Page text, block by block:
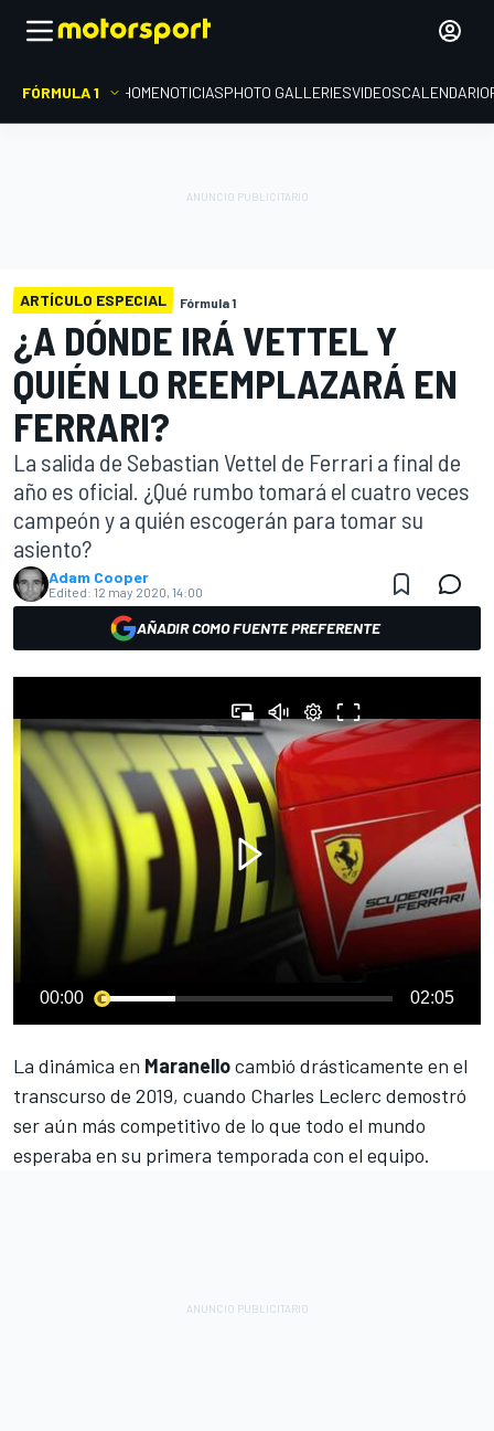
FÓRMULA 1 HOMENOTICIASPHOTO GALLERIESVIDEOSCALENDARIO
ARTÍCULO ESPECIAL Fórmula 1
¿A DÓNDE IRÁ VETTEL Y
QUIÉN LO REEMPLAZARÁ EN
FERRARI?
La salida de Sebastian Vettel de Ferrari a final de
año es oficial. ¿Qué rumbo tomará el cuatro veces
campeón y a quién escogerán para tomar su
asiento?
Adam Cooper
Edited: 12 may 2020, 14:00
AÑADIR COMO FUENTE PREFERENTE
00:00 02:05
La dinámica en Maranellocambió drásticamente en el
transcurso de 2019, cuando Charles Leclerc demostró
ser aún más competitivo de lo que todo el mundo
esperaba en su primera temporada con el equipo.